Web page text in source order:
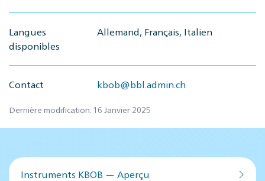
Langues
disponibles
Allemand, Français, Italien
Contact kbob@bbl.admin.ch
Dernière modification: 16 Janvier 2025
Instruments KBOB — Aperçu